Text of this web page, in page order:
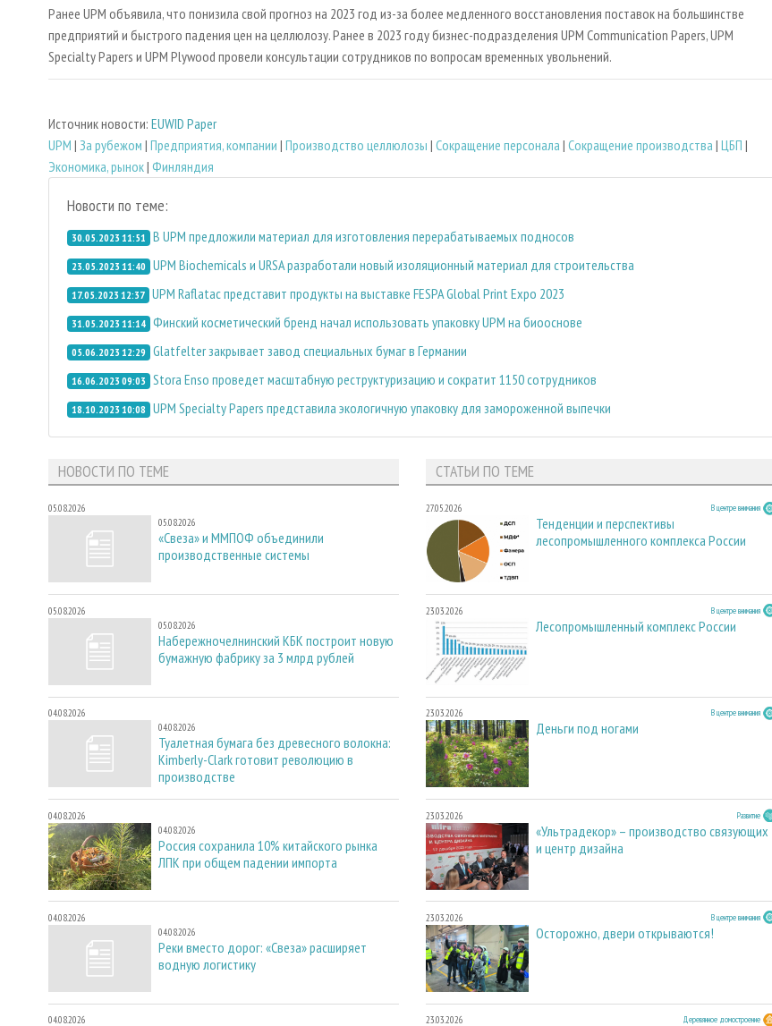
Ранее UPM объявила, что понизила свой прогноз на 2023 год из-за более медленного восстановления поставок на большинстве
предприятий и быстрого падения цен на целлюлозу. Ранее в 2023 году бизнес-подразделения UPM Communication Papers, UPM
Specialty Papers и UPM Plywood провели консультации сотрудников по вопросам временных увольнений.
Источник новости: EUWID Paper
UPM | За рубежом | Предприятия, компании | Производство целлюлозы | Сокращение персонала | Сокращение производства | ЦБП |
Экономика, рынок| Финляндия
Новости по теме:
30.05.2023 11:51 В UPM предложили материал для изготовления перерабатываемых подносов
23.05.2023 11:40 UPM Biochemicals и URSA разработали новый изоляционный материал для строительства
17.05.2023 12:37 UPM Raflatac представит продукты на выставке FESPA Global Print Expo 2023
31.05.2023 11:14 Финский косметический бренд начал использовать упаковку UPM на биооснове
05.06.2023 12:29 Glatfelter закрывает завод специальных бумаг в Германии
16.06.2023 09:03 Stora Enso проведет масштабную реструктуризацию и сократит 1150 сотрудников
18.10.2023 10:08 UPM Specialty Papers представила экологичную упаковку для замороженной выпечки
НОВОСТИ ПО ТЕМЕ
05.08.2026
05.08.2026
«Свеза» и ММПОФ объединили
производственные системы
05.08.2026
05.08.2026
Набережночелнинский КБК построит новую
бумажную фабрику за 3 млрд рублей
04.08.2026
04.08.2026
Туалетная бумага без древесного волокна:
Kimberly-Clark готовит революцию в
производстве
04.08.2026
04.08.2026
Россия сохранила 10% китайского рынка
ЛПК при общем падении импорта
04.08.2026
04.08.2026
Реки вместо дорог: «Свеза» расширяет
водную логистику
04.08.2026
СТАТЬИ ПО ТЕМЕ
27.05.2026 В центре внимания
Тенденции и перспективы
лесопромышленного комплекса России
23.03.2026 В центре внимания
Лесопромышленный комплекс России
23.03.2026 В центре внимания
Деньги под ногами
23.03.2026 Развитие
«Ультрадекор» – производство связующих
и центр дизайна
23.03.2026 В центре внимания
Осторожно, двери открываются!
23.03.2026 Деревянное домостроение